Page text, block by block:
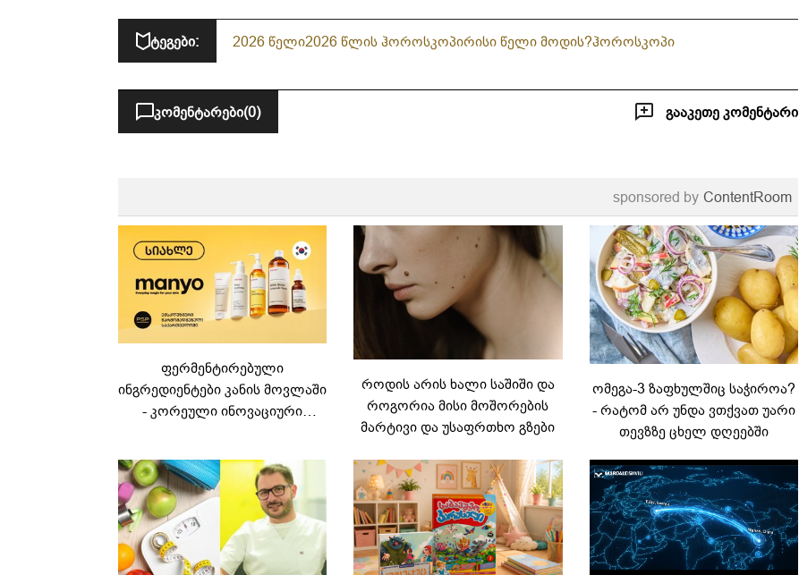
ტეგები: 2026 წელი2026 წლის ჰოროსკოპირისი წელი მოდის?ჰოროსკოპი
კომენტარები(0) გააკეთე კომენტარი
sponsored by ContentRoom
ფერმენტირებული
ინგრედიენტები კანის მოვლაში
- კორეული ინოვაციური
როდის არის ხალი საშიში და
როგორია მისი მოშორების
მარტივი და უსაფრთხო გზები
ომეგა-3 ზაფხულშიც საჭიროა?
- რატომ არ უნდა ვთქვათ უარი
თევზზე ცხელ დღეებში